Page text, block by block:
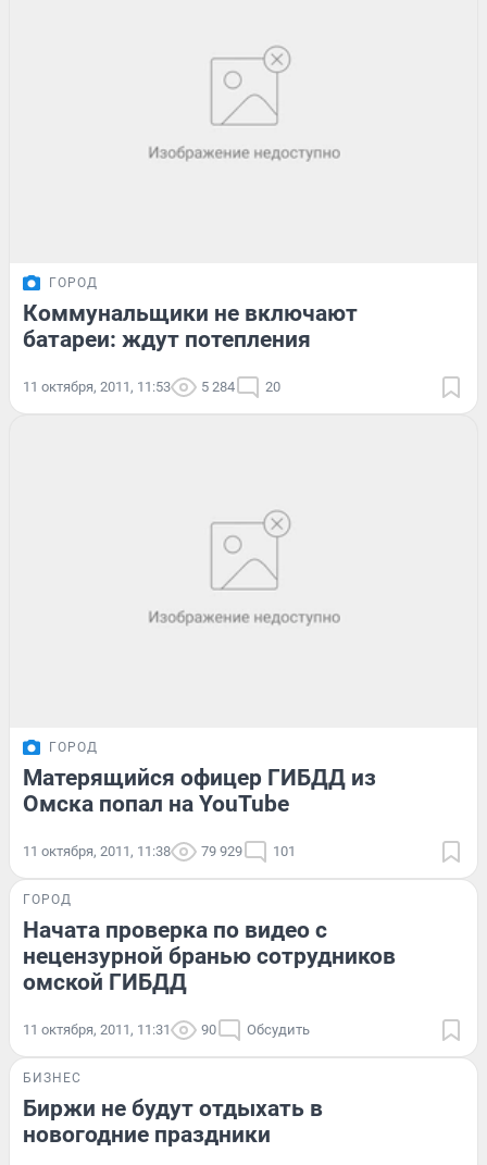
ГОРОД
Коммунальщики не включают
батареи: ждут потепления
11 октября, 2011, 11:53 5 284 20
ГОРОД
Матерящийся офицер ГИБДД из
Омска попал на YouTube
11 октября, 2011, 11:38 79 929 101
ГОРОД
Начата проверка по видео с
нецензурной бранью сотрудников
омской ГИБДД
11 октября, 2011, 11:31 90 Обсудить
БИЗНЕС
Биржи не будут отдыхать в
новогодние праздники